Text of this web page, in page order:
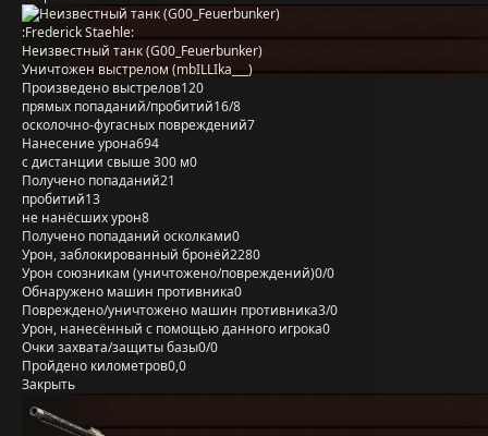
:Frederick Staehle:
Неизвестный танк (G00_Feuerbunker)
Уничтожен выстрелом (mbILLIka___)
Произведено выстрелов120
прямых попаданий/пробитий16/8
осколочно-фугасных повреждений7
Нанесение урона694
с дистанции свыше 300 м0
Получено попаданий21
пробитий13
не нанёсших урон8
Получено попаданий осколками0
Урон, заблокированный бронёй2280
Урон союзникам (уничтожено/повреждений)0/0
Обнаружено машин противника0
Повреждено/уничтожено машин противника3/0
Урон, нанесённый с помощью данного игрока0
Очки захвата/защиты базы0/0
Пройдено километров0,0
Закрыть